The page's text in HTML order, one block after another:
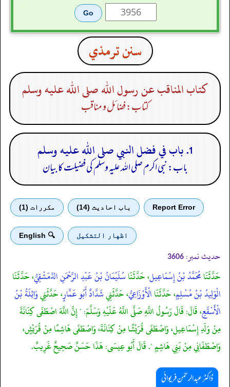
سنن ترمذي
كتاب المناقب عن رسول الله صلى الله عليه وسلم
کتاب: فضائل و مناقب
1. باب في فضل النبي صلى الله عليه وسلم
باب: نبی اکرم صلی الله علیہ وسلم کی فضیلت کا بیان
Report Error باب احادیث (14) مكررات (1)
اظهار التشكيل 🔍 English
حدیث نمبر: 3606
حَدَّثَنَامُحَمَّدُ بْنُ إِسْمَاعِيل، حَدَّثَنَاسُلَيْمَانُ بْنُ عَبْدِ الرَّحْمَنِ الدِّمَشْقِيُّ، حَدَّثَنَا
الْوَلِيدُ بْنُ مُسْلِمٍ، حَدَّثَنَاالْأَوْزَاعِيُّ، حَدَّثَنِيشَدَّادٌ أَبُو عَمَّارٍ، حَدَّثَنِيوَاثِلَةُ بْنُ
الْأَسْقَعِ، قَالَ: قَالَ رَسُولُ اللَّهِ صَلَّى اللَّهُ عَلَيْهِ وَسَلَّمَ: " إِنَّ اللَّهَ اصْطَفَى كِنَانَةَ
مِنْ وَلَدِ إِسْمَاعِيل، وَاصْطَفَى قُرَيْشًا مِنْ كِنَانَةَ، وَاصْطَفَى هَاشِمًا مِنْ قُرَيْشٍ،
وَاصْطَفَانِي مِنْ بَنِي هَاشِمٍ ". قَالَ أَبُو عِيسَى: هَذَا حَسَنٌ صَحِيحٌ غَرِيبٌ.
ڈاکٹر عبدالرحمٰن فریوائی